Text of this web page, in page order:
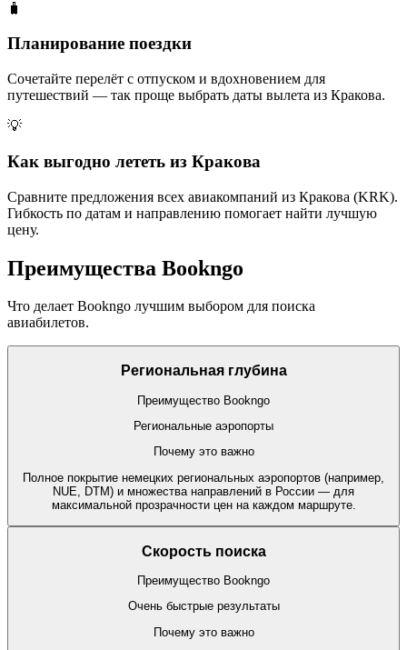
🧳
Планирование поездки
Сочетайте перелёт с отпуском и вдохновением для
путешествий — так проще выбрать даты вылета из Кракова.
💡
Как выгодно лететь из Кракова
Сравните предложения всех авиакомпаний из Кракова (KRK).
Гибкость по датам и направлению помогает найти лучшую
цену.
Преимущества Bookngo
Что делает Bookngo лучшим выбором для поиска
авиабилетов.
Региональная глубина
Преимущество Bookngo
Региональные аэропорты
Почему это важно
Полное покрытие немецких региональных аэропортов (например,
NUE, DTM) и множества направлений в России — для
максимальной прозрачности цен на каждом маршруте.
Скорость поиска
Преимущество Bookngo
Очень быстрые результаты
Почему это важно